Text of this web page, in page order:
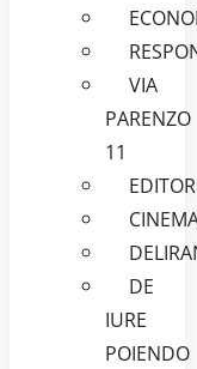
VIA
PARENZO
11
DE
IURE
POIENDO